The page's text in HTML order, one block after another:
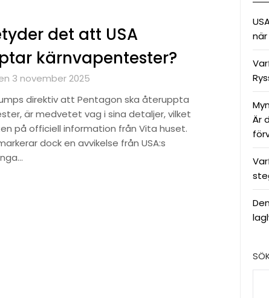
det att USA
kärnvapentester?
3 november 2025
direktiv att Pentagon ska återuppta
är medvetet vag i sina detaljer, vilket
på officiell information från Vita huset.
dock en avvikelse från USA:s
Är